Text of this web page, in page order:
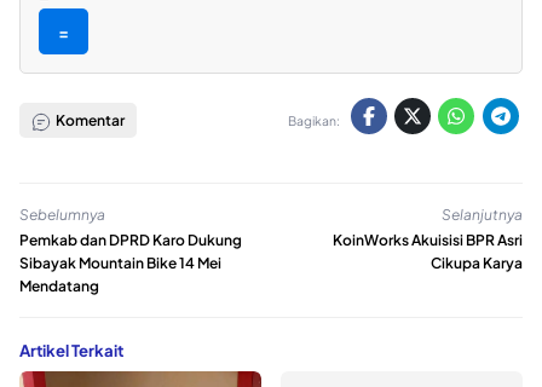
=
Komentar Bagikan:
Sebelumnya
Pemkab dan DPRD Karo Dukung
Sibayak Mountain Bike 14 Mei
Mendatang
Selanjutnya
KoinWorks Akuisisi BPR Asri
Cikupa Karya
Artikel Terkait